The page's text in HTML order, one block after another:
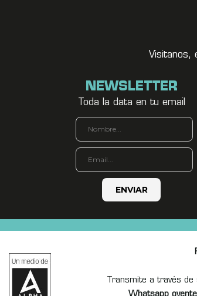
Visitanos,
NEWSLETTER
Toda la data en tu email
Transmite a través